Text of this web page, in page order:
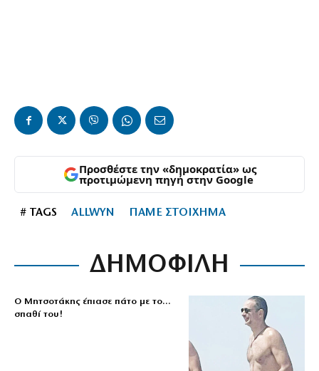
Προσθέστε την «δημοκρατία» ως
προτιμώμενη πηγή στην Google
# TAGS ALLWYN ΠΑΜΕ ΣΤΟΙΧΗΜΑ
ΔΗΜΟΦΙΛΗ
Ο Μητσοτάκης έπιασε πάτο με το…
σπαθί του!